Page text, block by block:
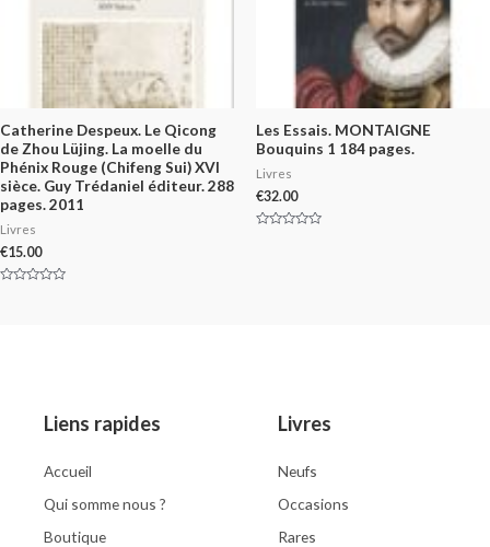
Catherine Despeux. Le Qicong
de Zhou Lüjing. La moelle du
Phénix Rouge (Chifeng Sui) XVI
sièce. Guy Trédaniel éditeur. 288
pages. 2011
Livres
€15.00
Les Essais. MONTAIGNE
Bouquins 1 184 pages.
Livres
€32.00
Liens rapides
Accueil
Qui somme nous ?
Boutique
Livres
Neufs
Occasions
Rares